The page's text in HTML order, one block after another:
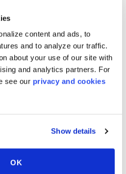
content and ads, to
and to analyze our traffic.
about your use of our site with
and analytics partners. For
see our privacy and cookies
Show details
OK
pulgadas y más!
por el calibre, pero
desde 3 mm hasta 19 mm
directamente con tu
de producción específica.